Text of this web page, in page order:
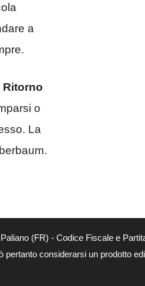
a
Ritorno
o
La
(FR) - Codice Fiscale e
considerarsi un prodotto